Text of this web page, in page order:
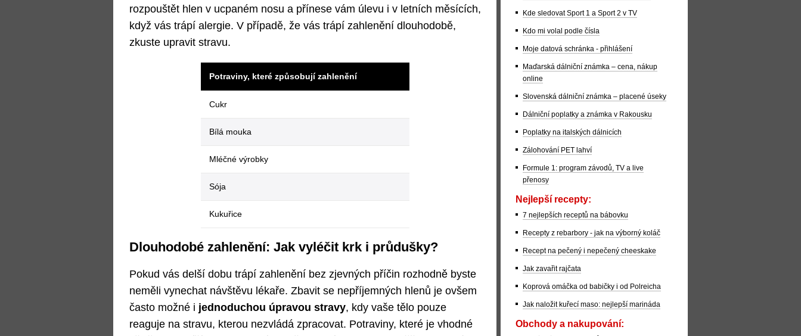
rozpouštět hlen v ucpaném nosu a přínese vám úlevu i v letních měsících,
když vás trápí alergie. V případě, že vás trápí zahlenění dlouhodobě,
zkuste upravit stravu.
Potraviny, které způsobují zahlenění
Cukr
Bílá mouka
Mléčné výrobky
Sója
Kukuřice
Dlouhodobé zahlenění: Jak vyléčit krk i průdušky?
Pokud vás delší dobu trápí zahlenění bez zjevných příčin rozhodně byste
neměli vynechat návštěvu lékaře. Zbavit se nepříjemných hlenů je ovšem
často možné i jednoduchou úpravou stravy, kdy vaše tělo pouze
reaguje na stravu, kterou nezvládá zpracovat. Potraviny, které je vhodné
Kde sledovat Sport 1 a Sport 2 v TV
Kdo mi volal podle čísla
Moje datová schránka - přihlášení
Maďarská dálniční známka – cena, nákup
online
Slovenská dálniční známka – placené úseky
Dálniční poplatky a známka v Rakousku
Poplatky na italských dálnicích
Zálohování PET lahví
Formule 1: program závodů, TV a live
přenosy
Nejlepší recepty:
7 nejlepších receptů na bábovku
Recepty z rebarbory - jak na výborný koláč
Recept na pečený i nepečený cheeskake
Jak zavařit rajčata
Koprová omáčka od babičky i od Polreicha
Jak naložit kuřecí maso: nejlepší marináda
Obchody a nakupování: